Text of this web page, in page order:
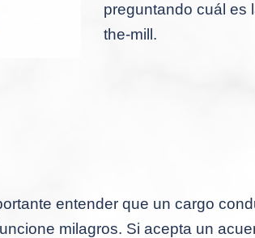
preguntando cuál es
the-mill.
entender que un cargo
milagros. Si acepta un